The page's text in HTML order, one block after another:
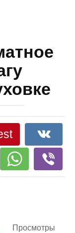
Просмотры